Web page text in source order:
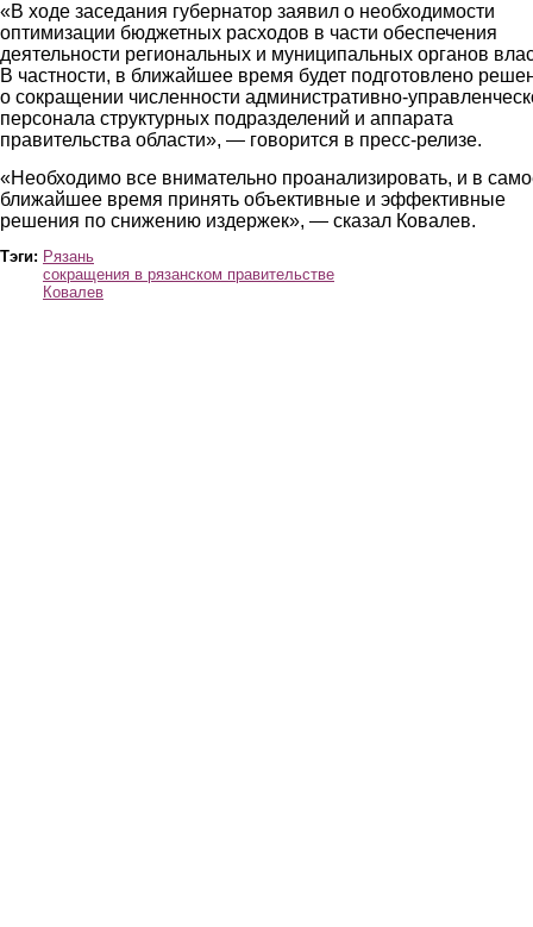
«В ходе заседания губернатор заявил о необходимости
оптимизации бюджетных расходов в части обеспечения
деятельности региональных и муниципальных органов
В частности, в ближайшее время будет подготовлено
о сокращении численности административно-
персонала структурных подразделений и аппарата
правительства области», — говорится в пресс-релизе.
«Необходимо все внимательно проанализировать, и в
ближайшее время принять объективные и эффективные
решения по снижению издержек», — сказал Ковалев.
Тэги: Рязань
сокращения в рязанском правительстве
Ковалев